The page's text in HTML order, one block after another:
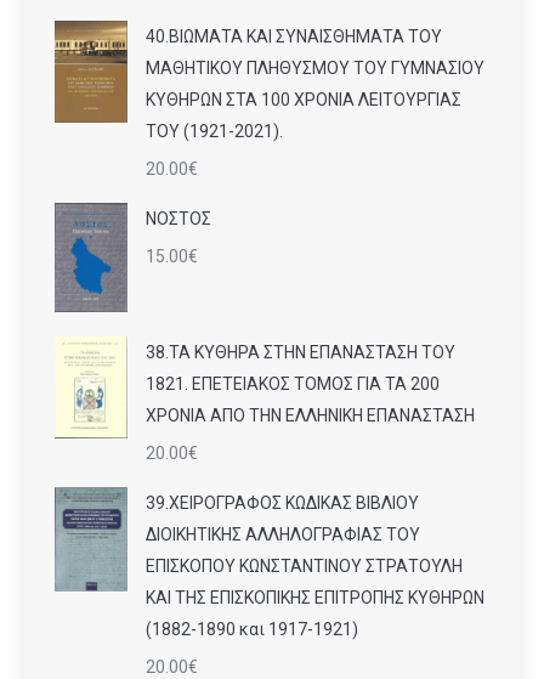
40.ΒΙΩΜΑΤΑ ΚΑΙ ΣΥΝΑΙΣΘΗΜΑΤΑ ΤΟΥ
ΜΑΘΗΤΙΚΟΥ ΠΛΗΘΥΣΜΟΥ ΤΟΥ ΓΥΜΝΑΣΙΟΥ
ΚΥΘΗΡΩΝ ΣΤΑ 100 ΧΡΟΝΙΑ ΛΕΙΤΟΥΡΓΙΑΣ
ΤΟΥ (1921-2021).
20.00€
ΝΟΣΤΟΣ
15.00€
38.ΤΑ ΚΥΘΗΡΑ ΣΤΗΝ ΕΠΑΝΑΣΤΑΣΗ ΤΟΥ
1821. ΕΠΕΤΕΙΑΚΟΣ ΤΟΜΟΣ ΓΙΑ ΤΑ 200
ΧΡΟΝΙΑ ΑΠΟ ΤΗΝ ΕΛΛΗΝΙΚΗ ΕΠΑΝΑΣΤΑΣΗ
20.00€
39.ΧΕΙΡΟΓΡΑΦΟΣ ΚΩΔΙΚΑΣ ΒΙΒΛΙΟΥ
ΔΙΟΙΚΗΤΙΚΗΣ ΑΛΛΗΛΟΓΡΑΦΙΑΣ ΤΟΥ
ΕΠΙΣΚΟΠΟΥ ΚΩΝΣΤΑΝΤΙΝΟΥ ΣΤΡΑΤΟΥΛΗ
ΚΑΙ ΤΗΣ ΕΠΙΣΚΟΠΙΚΗΣ ΕΠΙΤΡΟΠΗΣ ΚΥΘΗΡΩΝ
(1882-1890 και 1917-1921)
20.00€